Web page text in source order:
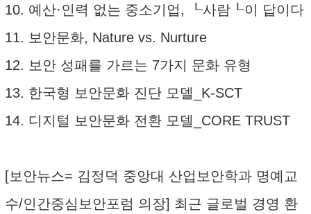
10. 예산·인력 없는 중소기업, ┖사람┖이 답이다
11. 보안문화, Nature vs. Nurture
12. 보안 성패를 가르는 7가지 문화 유형
13. 한국형 보안문화 진단 모델_K-SCT
14. 디지털 보안문화 전환 모델_CORE TRUST
[보안뉴스= 김정덕 중앙대 산업보안학과 명예교
수/인간중심보안포럼 의장] 최근 글로벌 경영 환